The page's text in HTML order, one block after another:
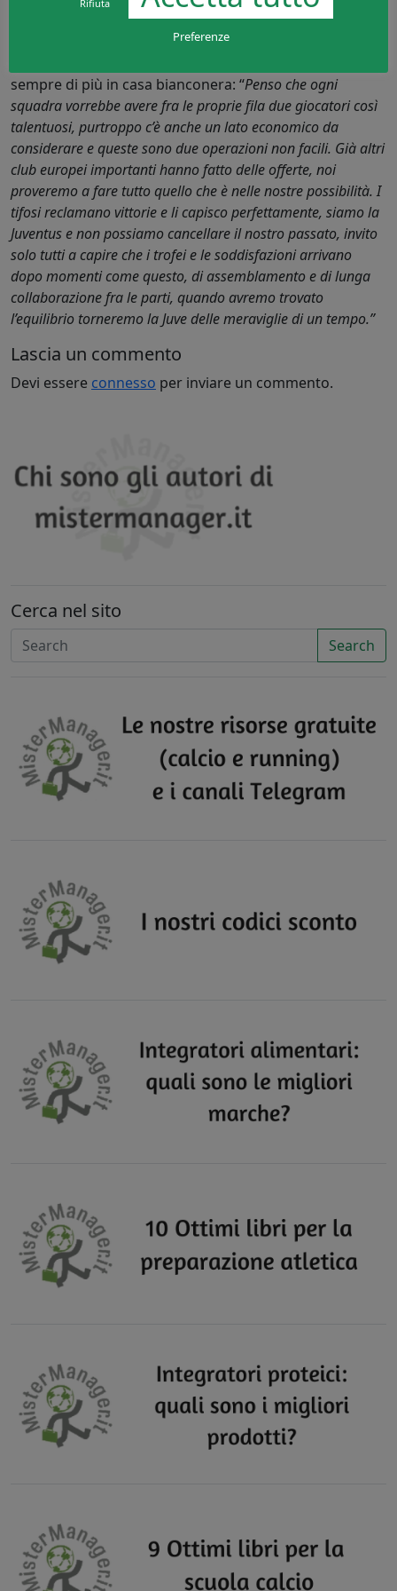
Una considerazione poi sul calciomercato estivo che
sempre di più in casa bianconera: “Penso che ogni
squadra vorrebbe avere fra le proprie fila due giocatori così
talentuosi, purtroppo c’è anche un lato economico da
considerare e queste sono due operazioni non facili. Già altri
club europei importanti hanno fatto delle offerte, noi
proveremo a fare tutto quello che è nelle nostre possibilità. I
tifosi reclamano vittorie e li capisco perfettamente, siamo la
Juventus e non possiamo cancellare il nostro passato, invito
solo tutti a capire che i trofei e le soddisfazioni arrivano
dopo momenti come questo, di assemblamento e di lunga
collaborazione fra le parti, quando avremo trovato
l’equilibrio torneremo la Juve delle meraviglie di un tempo.”
Lascia un commento
Devi essere connesso per inviare un commento.
Cerca nel sito
Search
Rifiuta
Preferenze